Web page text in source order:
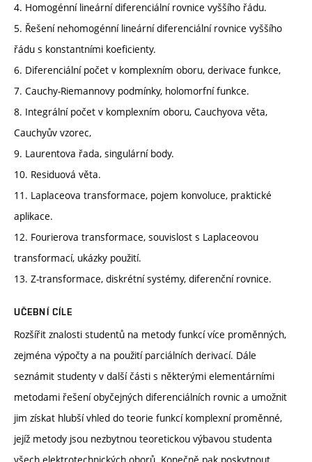
4. Homogénní lineární diferenciální rovnice vyššího řádu.
5. Řešení nehomogénní lineární diferenciální rovnice vyššího
řádu s konstantními koeficienty.
6. Diferenciální počet v komplexním oboru, derivace funkce,
7. Cauchy-Riemannovy podmínky, holomorfní funkce.
8. Integrální počet v komplexním oboru, Cauchyova věta,
Cauchyův vzorec,
9. Laurentova řada, singulární body.
10. Residuová věta.
11. Laplaceova transformace, pojem konvoluce, praktické
aplikace.
12. Fourierova transformace, souvislost s Laplaceovou
transformací, ukázky použití.
13. Z-transformace, diskrétní systémy, diferenční rovnice.
UČEBNÍ CÍLE
Rozšířit znalosti studentů na metody funkcí více proměnných,
zejména výpočty a na použití parciálních derivací. Dále
seznámit studenty v další části s některými elementárními
metodami řešení obyčejných diferenciálních rovnic a umožnit
jim získat hlubší vhled do teorie funkcí komplexní proměnné,
jejíž metody jsou nezbytnou teoretickou výbavou studenta